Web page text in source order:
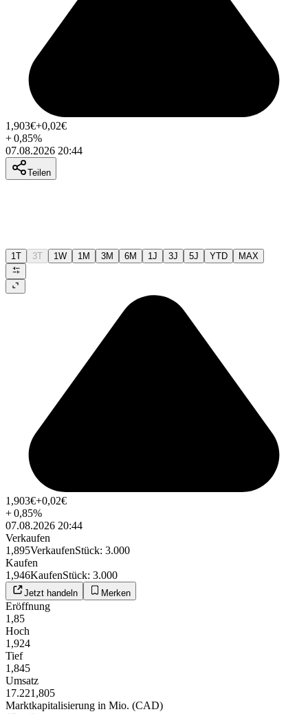
1,903€+0,02€
+0,85%
07.08.2026 20:44
Teilen
1T 3T 1W 1M 3M 6M 1J 3J 5J YTD MAX
1,903€+0,02€
+0,85%
07.08.2026 20:44
Verkaufen
1,895VerkaufenStück: 3.000
Kaufen
1,946KaufenStück: 3.000
Jetzt handeln Merken
Eröffnung
1,85
Hoch
1,924
Tief
1,845
Umsatz
17.221,805
Marktkapitalisierung in Mio. (CAD)